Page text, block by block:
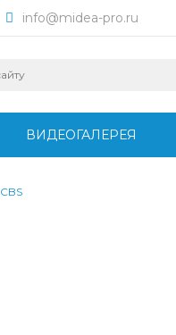
info@midea-pro.ru
ВИДЕОГАЛЕРЕЯ